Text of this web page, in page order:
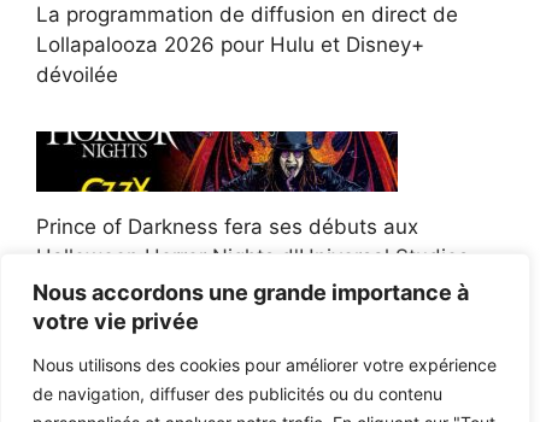
Nous accordons une grande importance à
votre vie privée
Nous utilisons des cookies pour améliorer votre expérience
de navigation, diffuser des publicités ou du contenu
La programmation de diffusion en direct de
Lollapalooza 2026 pour Hulu et Disney+
dévoilée
Prince of Darkness fera ses débuts aux
Halloween Horror Nights d'Universal Studios
Afroman poursuit un policier de l'Ohio après la